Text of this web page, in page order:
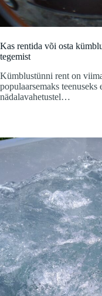
Kas rentida või osta
tegemist
Kümblustünni rent on
populaarsemaks teenuseks
nädalavahetustel…